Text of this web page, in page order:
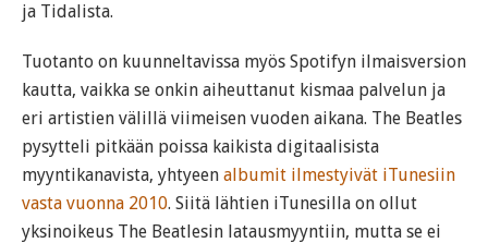
ja Tidalista.
Tuotanto on kuunneltavissa myös Spotifyn ilmaisversion
kautta, vaikka se onkin aiheuttanut kismaa palvelun ja
eri artistien välillä viimeisen vuoden aikana. The Beatles
pysytteli pitkään poissa kaikista digitaalisista
myyntikanavista, yhtyeen albumit ilmestyivät iTunesiin
vasta vuonna 2010. Siitä lähtien iTunesilla on ollut
yksinoikeus The Beatlesin latausmyyntiin, mutta se ei